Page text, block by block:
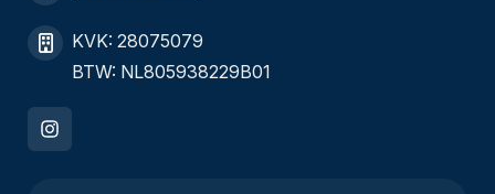
KVK: 28075079
BTW: NL805938229B01